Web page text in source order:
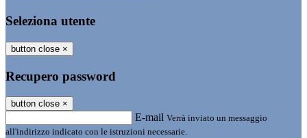
Seleziona utente
button close ×
Recupero password
button close ×
E-mail Verrà inviato un messaggio
all'indirizzo indicato con le istruzioni necessarie.